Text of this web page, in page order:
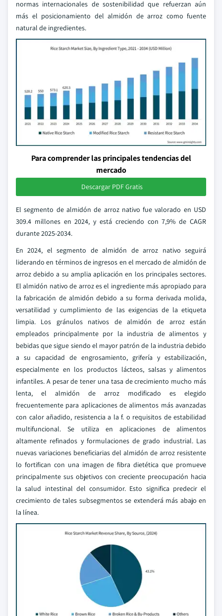
normas internacionales de sostenibilidad que refuerzan aún
más el posicionamiento del almidón de arroz como fuente
natural de ingredientes.
Para comprender las principales tendencias del
mercado
Descargar PDF Gratis
El segmento de almidón de arroz nativo fue valorado en USD
309.4 millones en 2024, y está creciendo con 7,9% de CAGR
durante 2025-2034.
En 2024, el segmento de almidón de arroz nativo seguirá
liderando en términos de ingresos en el mercado de almidón de
arroz debido a su amplia aplicación en los principales sectores.
El almidón nativo de arroz es el ingrediente más apropiado para
la fabricación de almidón debido a su forma derivada molida,
versatilidad y cumplimiento de las exigencias de la etiqueta
limpia. Los gránulos nativos de almidón de arroz están
empleados principalmente por la industria de alimentos y
bebidas que sigue siendo el mayor patrón de la industria debido
a su capacidad de engrosamiento, grifería y estabilización,
especialmente en los productos lácteos, salsas y alimentos
infantiles. A pesar de tener una tasa de crecimiento mucho más
lenta, el almidón de arroz modificado es elegido
frecuentemente para aplicaciones de alimentos más avanzadas
con calor añadido, resistencia a la f. o requisitos de estabilidad
multifuncional. Se utiliza en aplicaciones de alimentos
altamente refinados y formulaciones de grado industrial. Las
nuevas variaciones beneficiarias del almidón de arroz resistente
lo fortifican con una imagen de fibra dietética que promueve
principalmente sus objetivos con creciente preocupación hacia
la salud intestinal del consumidor. Esto significa predecir el
crecimiento de tales subsegmentos se extenderá más abajo en
la línea.